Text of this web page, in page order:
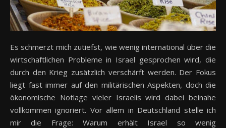
Es schmerzt mich zutiefst, wie wenig international über die
wirtschaftlichen Probleme in Israel gesprochen wird, die
durch den Krieg zusätzlich verschärft werden. Der Fokus
liegt fast immer auf den militärischen Aspekten, doch die
ökonomische Notlage vieler Israelis wird dabei beinahe
vollkommen ignoriert. Vor allem in Deutschland stelle ich
mir die Frage: Warum erhält Israel so wenig